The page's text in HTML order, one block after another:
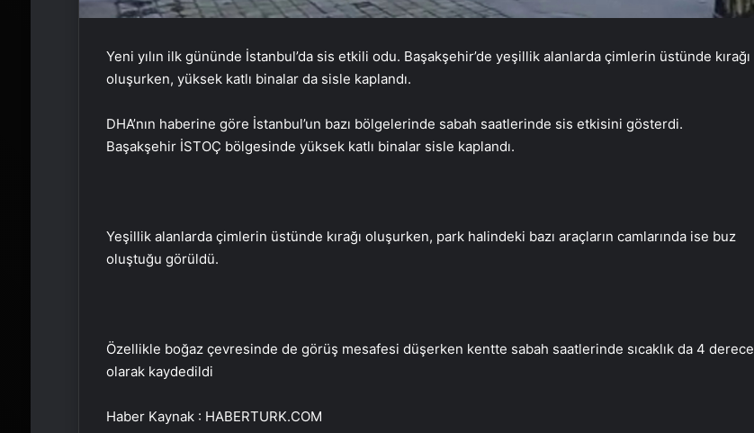
Yeni yılın ilk gününde İstanbul’da sis etkili odu. Başakşehir’de yeşillik alanlarda çimlerin üstünde kırağı
oluşurken, yüksek katlı binalar da sisle kaplandı.
DHA’nın haberine göre İstanbul’un bazı bölgelerinde sabah saatlerinde sis etkisini gösterdi.
Başakşehir İSTOÇ bölgesinde yüksek katlı binalar sisle kaplandı.
Yeşillik alanlarda çimlerin üstünde kırağı oluşurken, park halindeki bazı araçların camlarında ise buz
oluştuğu görüldü.
Özellikle boğaz çevresinde de görüş mesafesi düşerken kentte sabah saatlerinde sıcaklık da 4 derece
olarak kaydedildi
Haber Kaynak : HABERTURK.COM
Product Manufacturer in Turkey